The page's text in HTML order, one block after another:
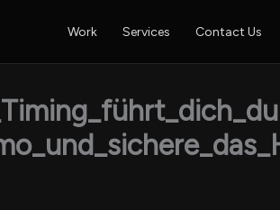
Work Services Contact Us